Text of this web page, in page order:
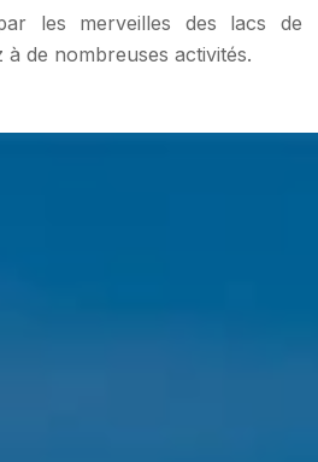
les merveilles des lacs de
de nombreuses activités.